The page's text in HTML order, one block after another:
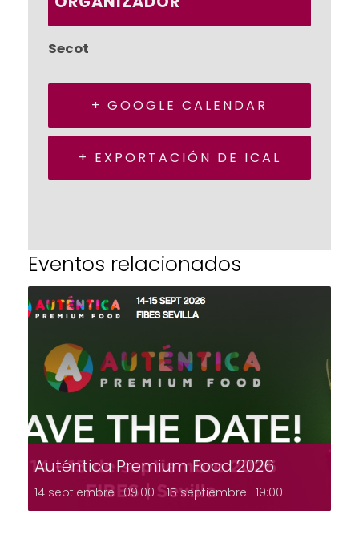
Secot
+ GOOGLE CALENDAR
+ EXPORTACIÓN DE ICAL
Eventos relacionados
Auténtica Premium Food 2026
14 septiembre -09:00 -15 septiembre -19:00